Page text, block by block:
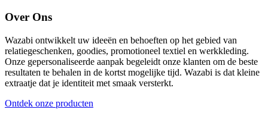
Over Ons
Wazabi ontwikkelt uw ideeën en behoeften op het gebied van
relatiegeschenken, goodies, promotioneel textiel en werkkleding.
Onze gepersonaliseerde aanpak begeleidt onze klanten om de beste
resultaten te behalen in de kortst mogelijke tijd. Wazabi is dat kleine
extraatje dat je identiteit met smaak versterkt.
Ontdek onze producten